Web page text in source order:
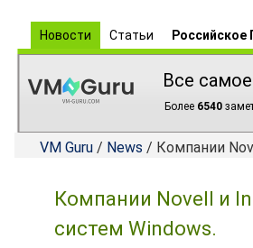
Новости Статьи Российское
Все
Более 6540
VM Guru / News / Компании
Компании Novell и
систем Windows.